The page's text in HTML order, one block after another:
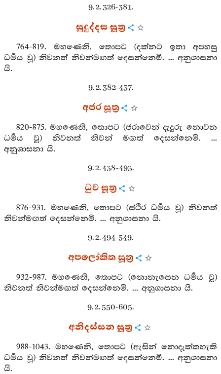
9. 2. 326-381.
සුදුද්දස සූත්‍ර
764-819. මහණෙනි, තොපට (දක්නට ඉතා අපහසු
ධර්‍මය වූ) නිවනත් නිවන්මඟත් දෙසන්නෙමි. ... අනුශාසනා
යි.
9. 2. 382-437.
අජර සූත්‍ර
820-875. මහණෙනි, තොපට (ජරාවෙන් දැදුරු නොවන
ධර්‍මය වූ) නිවනත් නිවන් මඟත් දෙසන්නෙමි. ...
අනුශාසනා යි.
9. 2. 438-493.
ධුව සූත්‍ර
876-931. මහණෙනි, තොපට (ස්ථීර ධර්‍මය වූ) නිවනත්
නිවන්මඟත් දෙසන්නෙමි. ... අනුශාසනා යි.
9. 2. 494-549.
අපලෝකිත සූත්‍ර
932-987. මහණෙනි, තොපට (නොනැසෙන ධර්‍මය වූ)
නිවනත් නිවන්මඟත් දෙසන්නෙමි. ... අනුශාසනා යි.
9. 2. 550-605.
අනිදස්සන සූත්‍ර
988-1043. මහණෙනි, තොපට (ඇසින් නොදැක්කහැකි
ධර්‍මය වූ) නිවනත් නිවන්මඟත් දෙසන්නෙමි. ... අනුශාසනා
යි.